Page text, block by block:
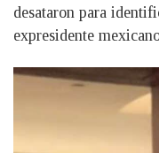
desataron para
expresidente